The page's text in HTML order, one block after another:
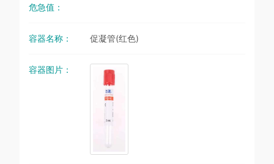
危急值：
容器名称： 促凝管(红色)
容器图片：